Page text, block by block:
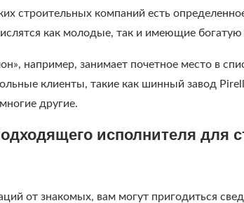
строительных компаний есть
как молодые, так и имеющие
например, занимает почетное место в
клиенты, такие как шинный завод
другие.
исполнителя для
от знакомых, вам могут пригодиться